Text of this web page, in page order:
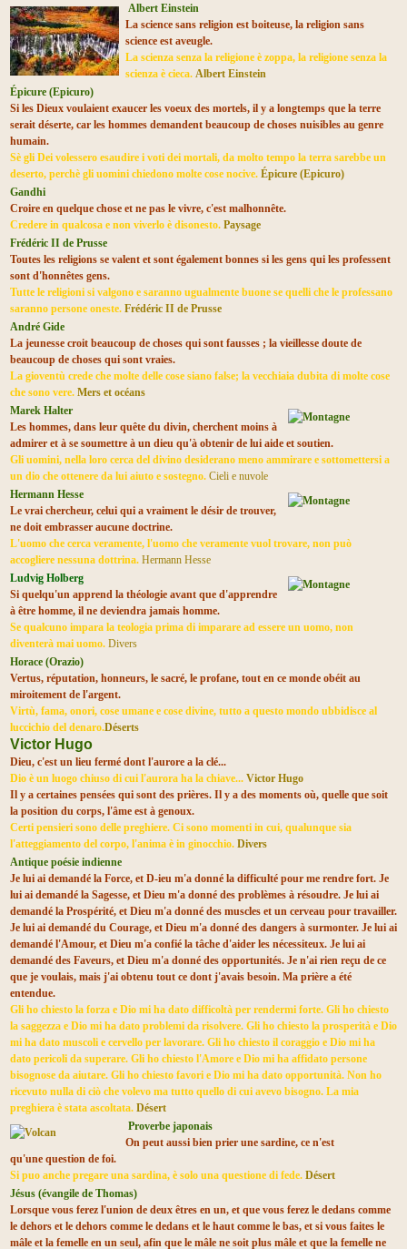
Albert Einstein
La science sans religion est boiteuse, la religion sans
science est aveugle.
La scienza senza la religione è zoppa, la religione senza la
scienza è cieca. Albert Einstein
Épicure (Epicuro)
Si les Dieux voulaient exaucer les voeux des mortels, il y a longtemps que la terre
serait déserte, car les hommes demandent beaucoup de choses nuisibles au genre
humain.
Sè gli Dei volessero esaudire i voti dei mortali, da molto tempo la terra sarebbe un
deserto, perchè gli uomini chiedono molte cose nocive. Épicure (Epicuro)
Gandhi
Croire en quelque chose et ne pas le vivre, c'est malhonnête.
Credere in qualcosa e non viverlo è disonesto. Paysage
Frédéric II de Prusse
Toutes les religions se valent et sont également bonnes si les gens qui les professent
sont d'honnêtes gens.
Tutte le religioni si valgono e saranno ugualmente buone se quelli che le professano
saranno persone oneste. Frédéric II de Prusse
André Gide
La jeunesse croit beaucoup de choses qui sont fausses ; la vieillesse doute de
beaucoup de choses qui sont vraies.
La gioventù crede che molte delle cose siano false; la vecchiaia dubita di molte cose
che sono vere. Mers et océans
Marek Halter
Les hommes, dans leur quête du divin, cherchent moins à
admirer et à se soumettre à un dieu qu'à obtenir de lui aide et soutien.
Gli uomini, nella loro cerca del divino desiderano meno ammirare e sottomettersi a
un dio che ottenere da lui aiuto e sostegno. Cieli e nuvole
Hermann Hesse
Le vrai chercheur, celui qui a vraiment le désir de trouver,
ne doit embrasser aucune doctrine.
L'uomo che cerca veramente, l'uomo che veramente vuol trovare, non può
accogliere nessuna dottrina. Hermann Hesse
Ludvig Holberg
Si quelqu'un apprend la théologie avant que d'apprendre
à être homme, il ne deviendra jamais homme.
Se qualcuno impara la teologia prima di imparare ad essere un uomo, non
diventerà mai uomo. Divers
Horace (Orazio)
Vertus, réputation, honneurs, le sacré, le profane, tout en ce monde obéit au
miroitement de l'argent.
Virtù, fama, onori, cose umane e cose divine, tutto a questo mondo ubbidisce al
luccichio del denaro.Déserts
Victor Hugo
Dieu, c'est un lieu fermé dont l'aurore a la clé...
Dio è un luogo chiuso di cui l'aurora ha la chiave... Victor Hugo
Il y a certaines pensées qui sont des prières. Il y a des moments où, quelle que soit
la position du corps, l'âme est à genoux.
Certi pensieri sono delle preghiere. Ci sono momenti in cui, qualunque sia
l'atteggiamento del corpo, l'anima è in ginocchio. Divers
Antique poésie indienne
Je lui ai demandé la Force, et D-ieu m'a donné la difficulté pour me rendre fort. Je
lui ai demandé la Sagesse, et Dieu m'a donné des problèmes à résoudre. Je lui ai
demandé la Prospérité, et Dieu m'a donné des muscles et un cerveau pour travailler.
Je lui ai demandé du Courage, et Dieu m'a donné des dangers à surmonter. Je lui ai
demandé l'Amour, et Dieu m'a confié la tâche d'aider les nécessiteux. Je lui ai
demandé des Faveurs, et Dieu m'a donné des opportunités. Je n'ai rien reçu de ce
que je voulais, mais j'ai obtenu tout ce dont j'avais besoin. Ma prière a été
entendue.
Gli ho chiesto la forza e Dio mi ha dato difficoltà per rendermi forte. Gli ho chiesto
la saggezza e Dio mi ha dato problemi da risolvere. Gli ho chiesto la prosperità e Dio
mi ha dato muscoli e cervello per lavorare. Gli ho chiesto il coraggio e Dio mi ha
dato pericoli da superare. Gli ho chiesto l'Amore e Dio mi ha affidato persone
bisognose da aiutare. Gli ho chiesto favori e Dio mi ha dato opportunità. Non ho
ricevuto nulla di ciò che volevo ma tutto quello di cui avevo bisogno. La mia
preghiera è stata ascoltata. Désert
Proverbe japonais
On peut aussi bien prier une sardine, ce n'est
qu'une question de foi.
Si puo anche pregare una sardina, è solo una questione di fede. Désert
Jésus (évangile de Thomas)
Lorsque vous ferez l'union de deux êtres en un, et que vous ferez le dedans comme
le dehors et le dehors comme le dedans et le haut comme le bas, et si vous faites le
mâle et la femelle en un seul, afin que le mâle ne soit plus mâle et que la femelle ne